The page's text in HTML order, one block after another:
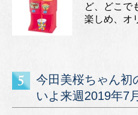
ど、どこで
楽しめ、オ
今田美桜ちゃん初
いよ来週2019年7